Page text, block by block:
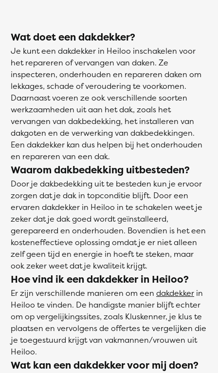
Wat doet een dakdekker?
Je kunt een dakdekker in Heiloo inschakelen voor
het repareren of vervangen van daken. Ze
inspecteren, onderhouden en repareren daken om
lekkages, schade of veroudering te voorkomen.
Daarnaast voeren ze ook verschillende soorten
werkzaamheden uit aan het dak, zoals het
vervangen van dakbedekking, het installeren van
dakgoten en de verwerking van dakbedekkingen.
Een dakdekker kan dus helpen bij het onderhouden
en repareren van een dak.
Waarom dakbedekking uitbesteden?
Door je dakbedekking uit te besteden kun je ervoor
zorgen dat je dak in topconditie blijft. Door een
ervaren dakdekker in Heiloo in te schakelen weet je
zeker dat je dak goed wordt geïnstalleerd,
gerepareerd en onderhouden. Bovendien is het een
kosteneffectieve oplossing omdat je er niet alleen
zelf geen tijd en energie in hoeft te steken, maar
ook zeker weet dat je kwaliteit krijgt.
Hoe vind ik een dakdekker in Heiloo?
Er zijn verschillende manieren om een dakdekker in
Heiloo te vinden. De handigste manier blijft echter
om op vergelijkingssites, zoals Kluskenner, je klus te
plaatsen en vervolgens de offertes te vergelijken die
je toegestuurd krijgt van vakmannen/vrouwen uit
Heiloo.
Wat kan een dakdekker voor mij doen?